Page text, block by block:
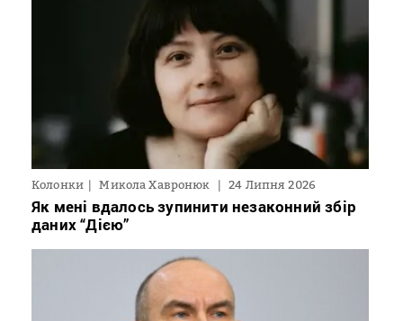
Колонки Микола Хавронюк 24 Липня 2026
Як мені вдалось зупинити незаконний збір
даних “Дією”